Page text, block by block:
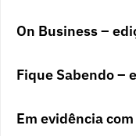
On Business –
Fique Sabendo –
Em evidência